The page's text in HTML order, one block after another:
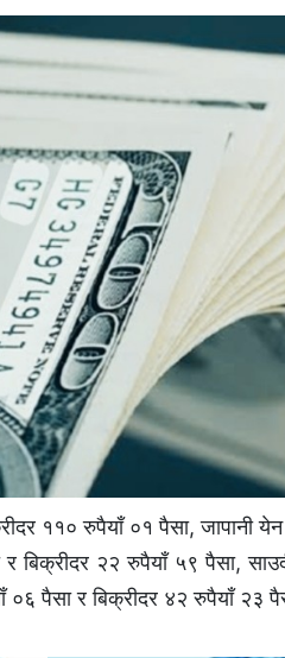
११० रुपैयाँ ०१ पैसा, जापानी येन
२२ रुपैयाँ ५९ पैसा,
०६ पैसा र बिक्रीदर ४२ रुपैयाँ २३